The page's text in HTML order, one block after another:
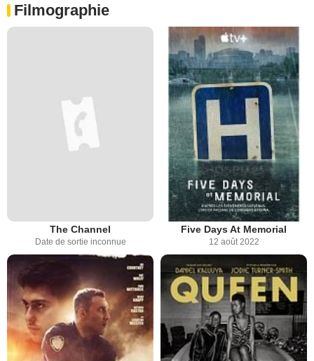
Filmographie
The Channel
Date de sortie inconnue
Five Days At Memorial
12 août 2022